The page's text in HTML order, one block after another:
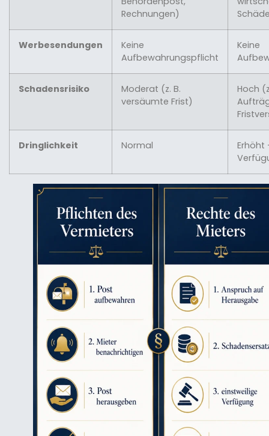
Rechnungen)
Werbesendungen
Keine
Aufbewahrungspflicht
Keine
Schadensrisiko
Moderat (z. B.
versäumte Frist)
Hoch
Dringlichkeit Normal
Erhöht